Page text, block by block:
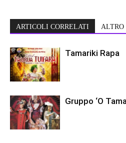
ARTICOLI CORRELATI
Tamariki Rapa
Gruppo ‘O